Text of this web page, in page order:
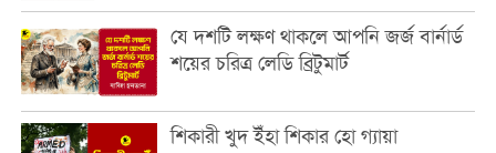
যে দশটি লক্ষণ থাকলে আপনি জর্জ বার্নার্ড
শয়ের চরিত্র লেডি ব্রিটুমার্ট
শিকারী খুদ ইঁহা শিকার হো গ্যায়া